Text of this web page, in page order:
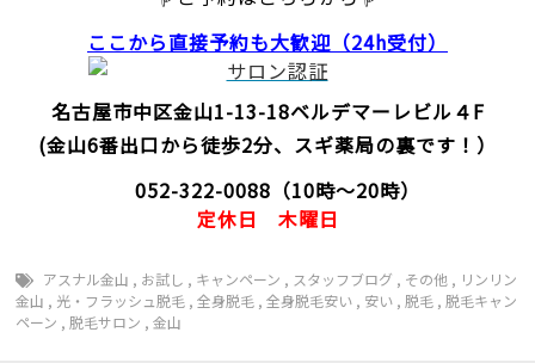
ここから直接予約も大歓迎（24h受付）
名古屋市中区金山1-13-18ベルデマーレビル４F
(金山6番出口から徒歩2分、スギ薬局の裏です！）
052-322-0088 （10時～20時）
定休日
木曜日
アスナル金山 , お試し , キャンペーン , スタッフブログ , その他 , リンリン
金山 , 光・フラッシュ脱毛 ,全身脱毛 ,全身脱毛安い , 安い ,脱毛 ,脱毛キャン
ペーン ,脱毛サロン ,金山